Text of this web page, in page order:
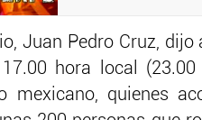
Juan Pedro Cruz, dijo
hora local (23.00
mexicano, quienes